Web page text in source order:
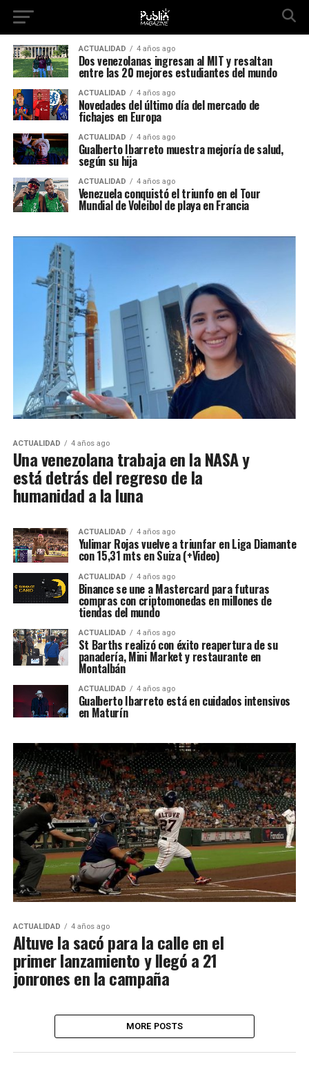
ACTUALIDAD 4 años ago
Dos venezolanas ingresan al MIT y resaltan
entre las 20 mejores estudiantes del mundo
ACTUALIDAD 4 años ago
Novedades del último día del mercado de
fichajes en Europa
ACTUALIDAD 4 años ago
Gualberto Ibarreto muestra mejoría de salud,
según su hija
ACTUALIDAD 4 años ago
Venezuela conquistó el triunfo en el Tour
Mundial de Voleibol de playa en Francia
ACTUALIDAD 4 años ago
Una venezolana trabaja en la NASA y
está detrás del regreso de la
humanidad a la luna
ACTUALIDAD 4 años ago
Yulimar Rojas vuelve a triunfar en Liga Diamante
con 15,31 mts en Suiza (+Video)
ACTUALIDAD 4 años ago
Binance se une a Mastercard para futuras
compras con criptomonedas en millones de
tiendas del mundo
ACTUALIDAD 4 años ago
St Barths realizó con éxito reapertura de su
panadería, Mini Market y restaurante en
Montalbán
ACTUALIDAD 4 años ago
Gualberto Ibarreto está en cuidados intensivos
en Maturín
ACTUALIDAD 4 años ago
Altuve la sacó para la calle en el
primer lanzamiento y llegó a 21
jonrones en la campaña
MORE POSTS